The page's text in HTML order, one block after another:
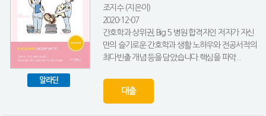
알라딘
조지수 (지은이)
2020-12-07
간호학과 상위권, Big 5 병원 합격자인 저자가 자신
만의 슬기로운 간호학과 생활 노하우와 전공서적의
최다빈출 개념 등을 담았습니다.핵심을 파악...
대출